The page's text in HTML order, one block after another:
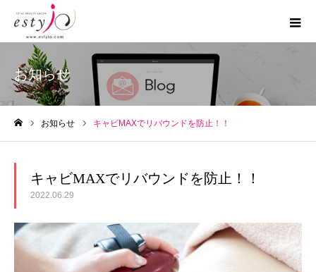
お知らせ
お知らせ キャビMAXでリバウンドを防止！！
キャビMAXでリバウンドを防止！！
2022.06.29